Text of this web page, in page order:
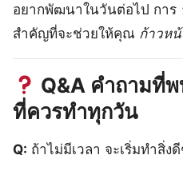
อยากพัฒนาในวันต่อไป การ
สำคัญที่จะช่วยให้คุณ ก้าวหน้
Q&A คำถามที่
ที่ควรทำทุกวัน
Q: ถ้าไม่มีเวลา จะเริ่มทำสิ่ง